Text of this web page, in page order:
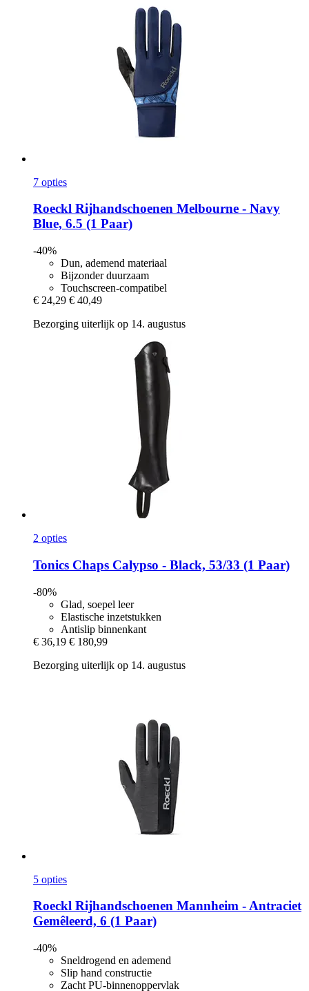
7 opties
Roeckl Rijhandschoenen Melbourne -​ Navy
Blue, 6.5 (1 Paar)
-40%
Dun, ademend materiaal
Bijzonder duurzaam
Touchscreen-compatibel
€ 24,29 € 40,49
Bezorging uiterlijk op 14. augustus
2 opties
Tonics Chaps Calypso -​ Black, 53/33 (1 Paar)
-80%
Glad, soepel leer
Elastische inzetstukken
Antislip binnenkant
€ 36,19 € 180,99
Bezorging uiterlijk op 14. augustus
5 opties
Roeckl Rijhandschoenen Mannheim -​ Antraciet
Gemêleerd, 6 (1 Paar)
-40%
Sneldrogend en ademend
Slip hand constructie
Zacht PU-binnenoppervlak